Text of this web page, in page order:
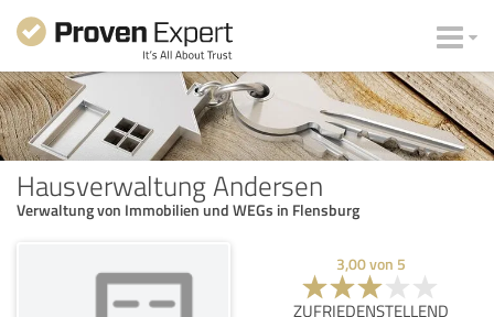
Hausverwaltung Andersen
Verwaltung von Immobilien und WEGs in Flensburg
3,00von 5
ZUFRIEDENSTELLEND